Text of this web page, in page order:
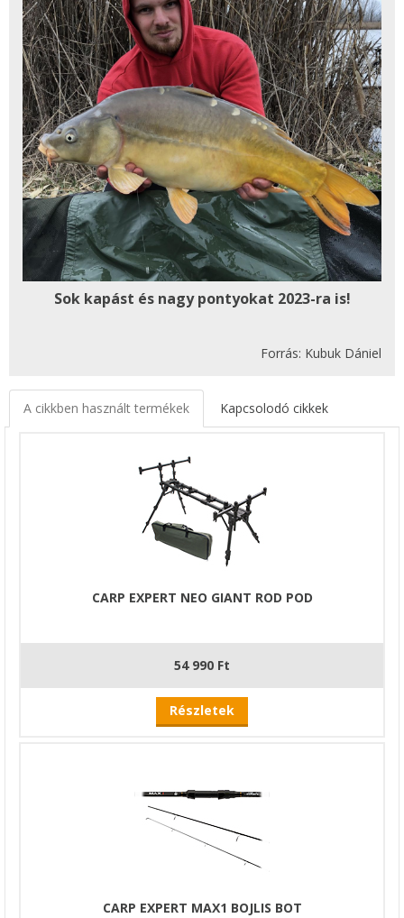
Sok kapást és nagy pontyokat 2023-ra is!
Forrás: Kubuk Dániel
A cikkben használt termékek Kapcsolodó cikkek
CARP EXPERT NEO GIANT ROD POD
54 990 Ft
Részletek
CARP EXPERT MAX1 BOJLIS BOT